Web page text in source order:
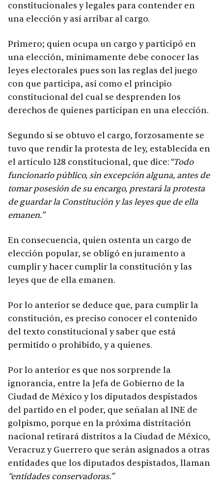
constitucionales y legales para contender en
una elección y así arribar al cargo.
Primero; quien ocupa un cargo y participó en
una elección, mínimamente debe conocer las
leyes electorales pues son las reglas del juego
con que participa, así como el principio
constitucional del cual se desprenden los
derechos de quienes participan en una elección.
Segundo si se obtuvo el cargo, forzosamente se
tuvo que rendir la protesta de ley, establecida en
el artículo 128 constitucional, que dice:“Todo
funcionario público, sin excepción alguna, antes de
tomar posesión de su encargo, prestará la protesta
de guardar la Constitución y las leyes que de ella
emanen.”
En consecuencia, quien ostenta un cargo de
elección popular, se obligó en juramento a
cumplir y hacer cumplir la constitución y las
leyes que de ella emanen.
Por lo anterior se deduce que, para cumplir la
constitución, es preciso conocer el contenido
del texto constitucional y saber que está
permitido o prohibido, y a quienes.
Por lo anterior es que nos sorprende la
ignorancia, entre la Jefa de Gobierno de la
Ciudad de México ylos diputados despistados
del partido en el poder, que señalan al INE de
golpismo, porque en la próxima distritación
nacional retirará distritos a la Ciudad de México,
Veracruz y Guerrero que serán asignados a otras
entidades que los diputados despistados, llaman
“entidades conservadoras.”